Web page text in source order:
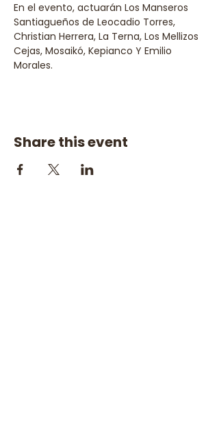
En el evento, actuarán Los Manseros
Santiagueños de Leocadio Torres,
Christian Herrera, La Terna, Los Mellizos
Cejas, Mosaikó, Kepianco Y Emilio
Morales.
Share this event